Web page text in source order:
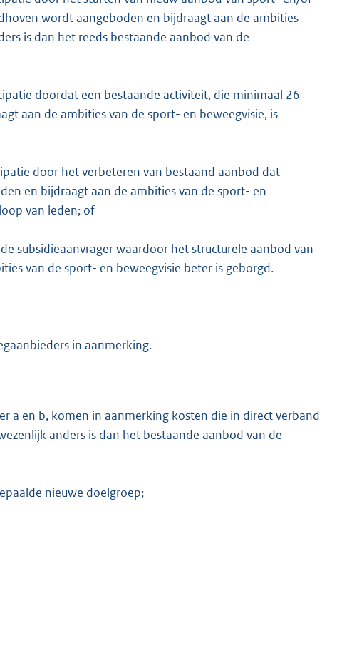
wordt aangeboden en bijdraagt aan de ambities
is dan het reeds bestaande aanbod van de
doordat een bestaande activiteit, die minimaal 26
aan de ambities van de sport- en beweegvisie, is
door het verbeteren van bestaand aanbod dat
en bijdraagt aan de ambities van de sport- en
van leden; of
subsidieaanvrager waardoor het structurele aanbod van
van de sport- en beweegvisie beter is geborgd.
in aanmerking.
a en b, komen in aanmerking kosten die in direct verband
anders is dan het bestaande aanbod van de
nieuwe doelgroep;